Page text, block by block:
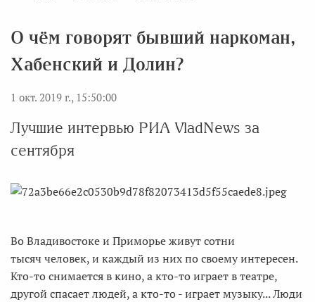
О чём говорят бывший наркоман,
Хабенский и Долин?
1 окт. 2019 г., 15:50:00
Лучшие интервью РИА VladNews за
сентября
Во Владивостоке и Приморье живут сотни
тысяч человек, и каждый из них по своему интересен.
Кто-то снимается в кино, а кто-то играет в театре,
другой спасает людей, а кто-то - играет музыку... Люди